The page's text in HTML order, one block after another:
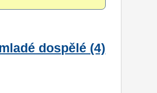
dospělé (4)